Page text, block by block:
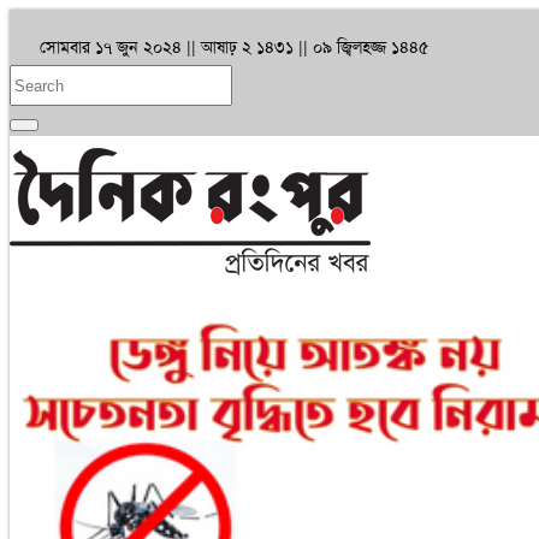
সোমবার ১৭ জুন ২০২৪ || আষাঢ় ২ ১৪৩১ || ০৯ জ্বিলহজ্জ ১৪৪৫